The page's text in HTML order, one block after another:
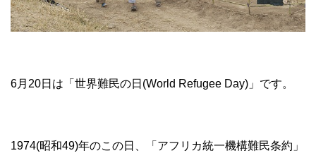
6月20日は「世界難民の日(World Refugee Day)」です。
1974(昭和49)年のこの日、「アフリカ統一機構難民条約」